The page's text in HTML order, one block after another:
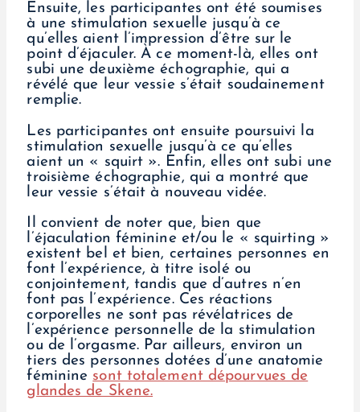
Ensuite, les participantes ont été soumises
à une stimulation sexuelle jusqu’à ce
qu’elles aient l’impression d’être sur le
point d’éjaculer. À ce moment-là, elles ont
subi une deuxième échographie, qui a
révélé que leur vessie s’était soudainement
remplie.
Les participantes ont ensuite poursuivi la
stimulation sexuelle jusqu’à ce qu’elles
aient un « squirt ». Enfin, elles ont subi une
troisième échographie, qui a montré que
leur vessie s’était à nouveau vidée.
Il convient de noter que, bien que
l’éjaculation féminine et/ou le « squirting »
existent bel et bien, certaines personnes en
font l’expérience, à titre isolé ou
conjointement, tandis que d’autres n’en
font pas l’expérience. Ces réactions
corporelles ne sont pas révélatrices de
l’expérience personnelle de la stimulation
ou de l’orgasme. Par ailleurs, environ un
tiers des personnes dotées d’une anatomie
féminine sont totalement dépourvues de
glandes de Skene.